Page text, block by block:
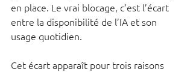
en place. Le vrai blocage, c’est l’écart
entre la disponibilité de l’IA et son
usage quotidien.
Cet écart apparaît pour trois raisons